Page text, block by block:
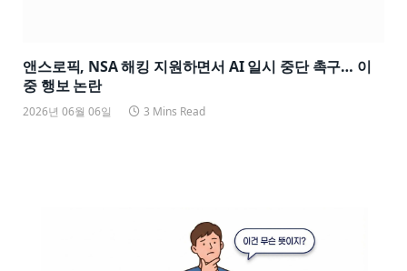
앤스로픽, NSA 해킹 지원하면서 AI 일시 중단 촉구… 이
중 행보 논란
2026년 06월 06일 3 Mins Read